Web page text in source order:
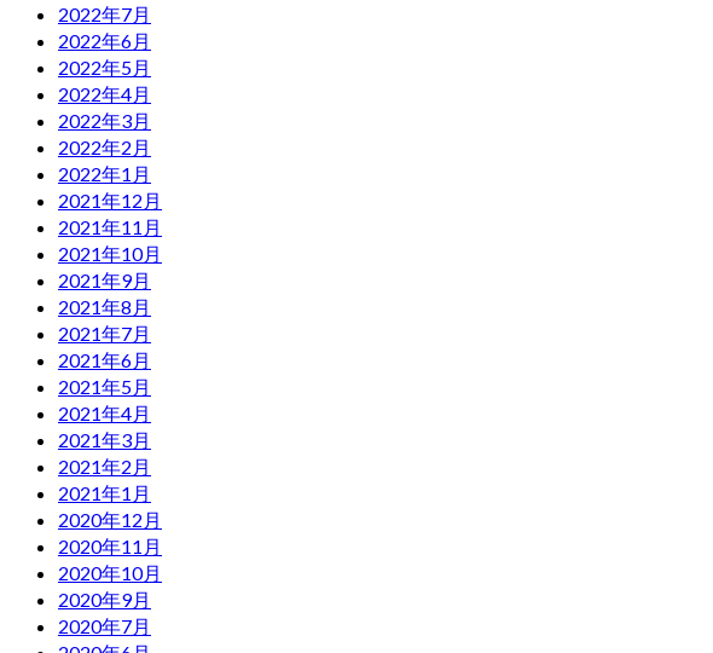
2022年7月
2022年6月
2022年5月
2022年4月
2022年3月
2022年2月
2022年1月
2021年12月
2021年11月
2021年10月
2021年9月
2021年8月
2021年7月
2021年6月
2021年5月
2021年4月
2021年3月
2021年2月
2021年1月
2020年12月
2020年11月
2020年10月
2020年9月
2020年7月